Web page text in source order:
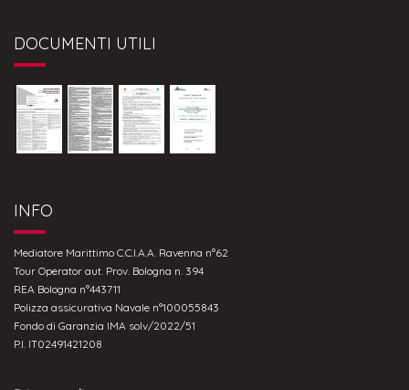
DOCUMENTI UTILI
INFO
Mediatore Marittimo C.C.I.A.A. Ravenna n°62
Tour Operator aut. Prov. Bologna n. 394
REA Bologna n°443711
Polizza assicurativa Navale n°100055843
Fondo di Garanzia IMA solv/2022/51
P.I. IT02491421208